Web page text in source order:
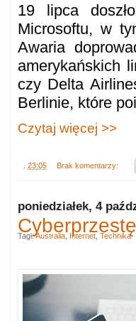
19 lipca
Microsoftu, w
Awaria
amerykańskich
czy Delta
Berlinie, które
Czytaj więcej >>
23:05 Brak komentarzy:
poniedziałek, 4
Tagi:Australia Internet Technika